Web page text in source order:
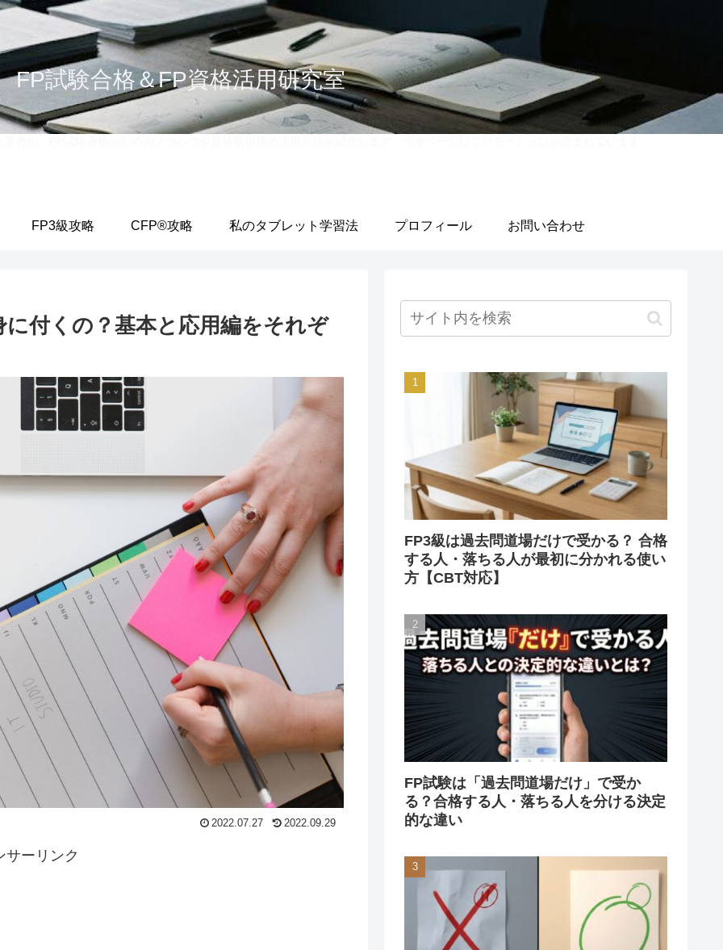
FP試験合格＆FP資格活用研究室
FP3級攻略 CFP®攻略 私のタブレット学習法 プロフィール お問い合わせ
付くの？基本と応用編をそれぞ
2022.07.27 2022.09.29
サーリンク
FP3級は過去問道場だけで受かる？ 合格
する人・落ちる人が最初に分かれる使い
方【CBT対応】
FP試験は「過去問道場だけ」で受か
る？合格する人・落ちる人を分ける決定
的な違い